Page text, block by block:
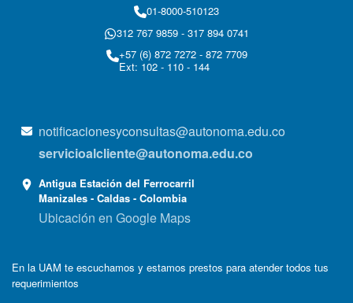
01-8000-510123
312 767 9859 - 317 894 0741
+57 (6) 872 7272 - 872 7709
Ext: 102 - 110 - 144
notificacionesyconsultas@autonoma.edu.co
servicioalcliente@autonoma.edu.co
Antigua Estación del Ferrocarril
Manizales - Caldas - Colombia
Ubicación en Google Maps
En la UAM te escuchamos y estamos prestos para atender todos tus
requerimientos